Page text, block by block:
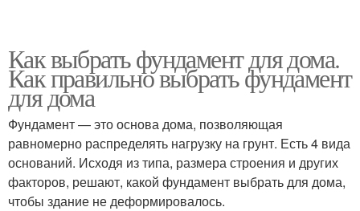
Как выбрать фундамент для дома.
Как правильно выбрать фундамент
для дома
Фундамент — это основа дома, позволяющая
равномерно распределять нагрузку на грунт. Есть 4 вида
оснований. Исходя из типа, размера строения и других
факторов, решают, какой фундамент выбрать для дома,
чтобы здание не деформировалось.